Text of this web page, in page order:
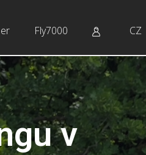
Fly7000 CZ
v